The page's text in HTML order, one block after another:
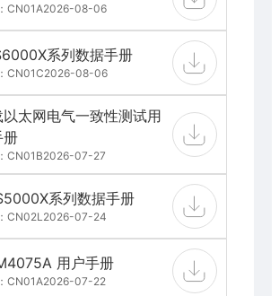
CN01A2026-08-06
系列数据手册
CN01C2026-08-06
以太网电气一致性测试用
册
CN01B2026-07-27
系列数据手册
CN02L 2026-07-24
用户手册
CN01A2026-07-22